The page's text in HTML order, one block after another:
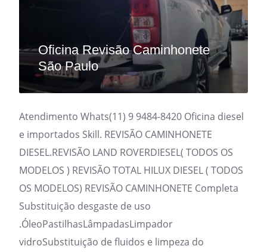
Oficina Revisão Caminhonete
São Paulo
Atendimento Whats(11) 9 9484-8420 Oficina diesel
e importados Skill. REVISÃO CAMINHONETE
DIESEL.REVISÃO LAND ROVERDIESEL( TODOS OS
MODELOS ) REVISÃO TOTAL HILUX DIESEL ( TODOS
OS MODELOS) REVISÃO CAMINHONETE Completa
Substituição desgaste de uso
.ÓleoPastilhasLâmpadasLimpador
vidroSubstituição de fluidos e limpeza do